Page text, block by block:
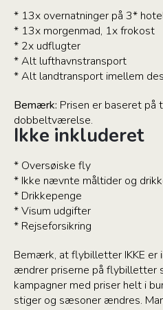
* 13x overnatninger på 3*
* 13x morgenmad, 1x frokost
* 2x udflugter
* Alt lufthavnstransport
* Alt landtransport imellem
Bemærk: Prisen er baseret på
dobbeltværelse.
Ikke inkluderet
* Oversøiske fly
* Ikke nævnte måltider og
* Drikkepenge
* Visum udgifter
* Rejseforsikring
Bemærk, at flybilletter IKKE er
ændrer priserne på flybilletter
kampagner med priser helt i
stiger og sæsoner ændres.